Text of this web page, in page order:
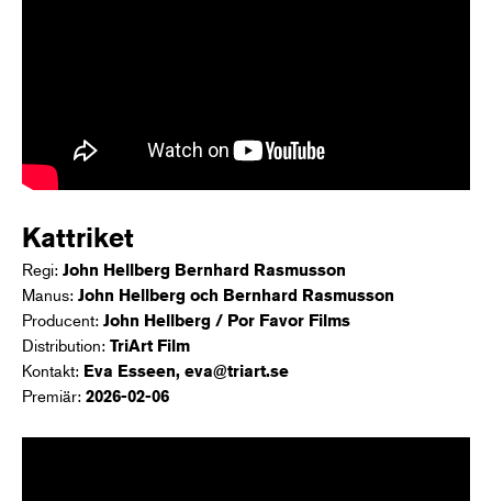
Kattriket
Regi: John Hellberg Bernhard Rasmusson
Manus: John Hellberg och Bernhard Rasmusson
Producent: John Hellberg / Por Favor Films
Distribution: TriArt Film
Kontakt: Eva Esseen, eva@triart.se
Premiär: 2026-02-06